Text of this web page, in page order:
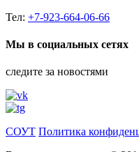
Тел: +7-923-664-06-66
Мы в социальных сетях
следите за новостями
СОУТ Политика